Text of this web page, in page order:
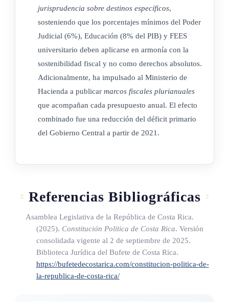
jurisprudencia sobre destinos específicos,
sosteniendo que los porcentajes mínimos del Poder
Judicial (6%), Educación (8% del PIB) y FEES
universitario deben aplicarse en armonía con la
sostenibilidad fiscal y no como derechos absolutos.
Adicionalmente, ha impulsado al Ministerio de
Hacienda a publicar marcos fiscales plurianuales
que acompañan cada presupuesto anual. El efecto
combinado fue una reducción del déficit primario
del Gobierno Central a partir de 2021.
Referencias Bibliográficas
Asamblea Legislativa de la República de Costa Rica.
(2025). Constitución Política de Costa Rica. Versión
consolidada vigente al 2 de septiembre de 2025.
Biblioteca Jurídica del Bufete de Costa Rica.
https://bufetedecostarica.com/constitucion-politica-de-
la-republica-de-costa-rica/